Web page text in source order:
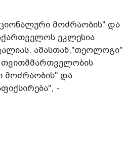
მოძრაობის" და
ეკლესია
ამასთან,"თეოლოგი"
მოძრაობის" და
-